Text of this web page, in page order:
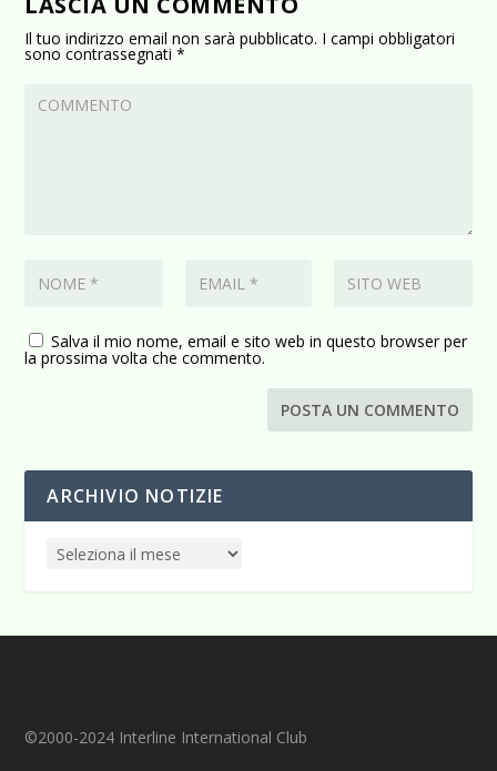
Il tuo indirizzo email non sarà pubblicato. I campi obbligatori
sono contrassegnati*
Salva il mio nome, email e sito web in questo browser per
la prossima volta che commento.
ARCHIVIO NOTIZIE
©2000-2024 Interline International Club